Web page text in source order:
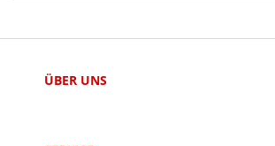
ÜBER UNS